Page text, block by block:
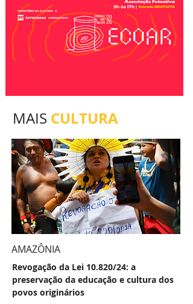
MAIS CULTURA
AMAZÔNIA
Revogação da Lei 10.820/24: a
preservação da educação e cultura dos
povos originários